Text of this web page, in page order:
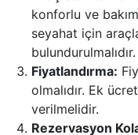
konforlu ve
seyahat için
bulundurulmalıdır.
Fiyatlandırma:
olmalıdır. Ek
verilmelidir.
Rezervasyon